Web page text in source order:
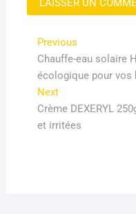
Navigation
de
l’article
PreviousPrevious
post:
Chauffe-eau solaire
écologique pour vos
NextNext
post:
Crème DEXERYL
et irritées